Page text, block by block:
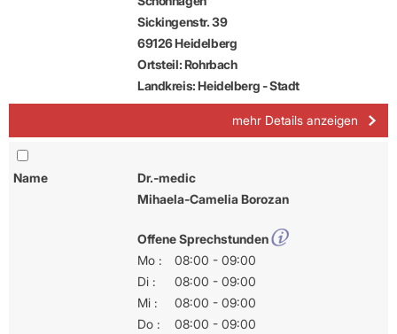
Sickingenstr. 39
69126 Heidelberg
Ortsteil: Rohrbach
Landkreis: Heidelberg - Stadt
mehr Details anzeigen
Name
Dr.-medic
Mihaela-Camelia Borozan
Offene Sprechstunden
Mo :
08:00 - 09:00
Di :
08:00 - 09:00
Mi :
08:00 - 09:00
Do :
08:00 - 09:00